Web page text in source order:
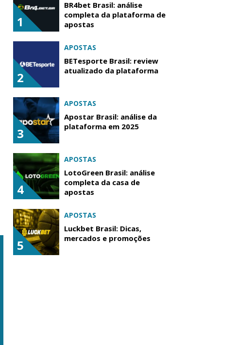
1
BR4bet Brasil: análise
completa da plataforma de
apostas
2
APOSTAS
BETesporte Brasil: review
atualizado da plataforma
3
APOSTAS
Apostar Brasil: análise da
plataforma em 2025
4
APOSTAS
LotoGreen Brasil: análise
completa da casa de
apostas
5
APOSTAS
Luckbet Brasil: Dicas,
mercados e promoções